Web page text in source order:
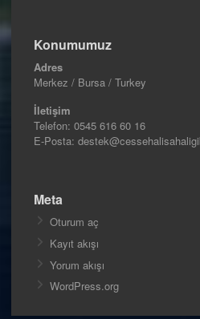
Konumumuz
Adres
Merkez / Bursa / Turkey
İletişim
Telefon: 0545 616 60 16
E-Posta:
Meta
Oturum aç
Kayıt akışı
Yorum akışı
WordPress.org